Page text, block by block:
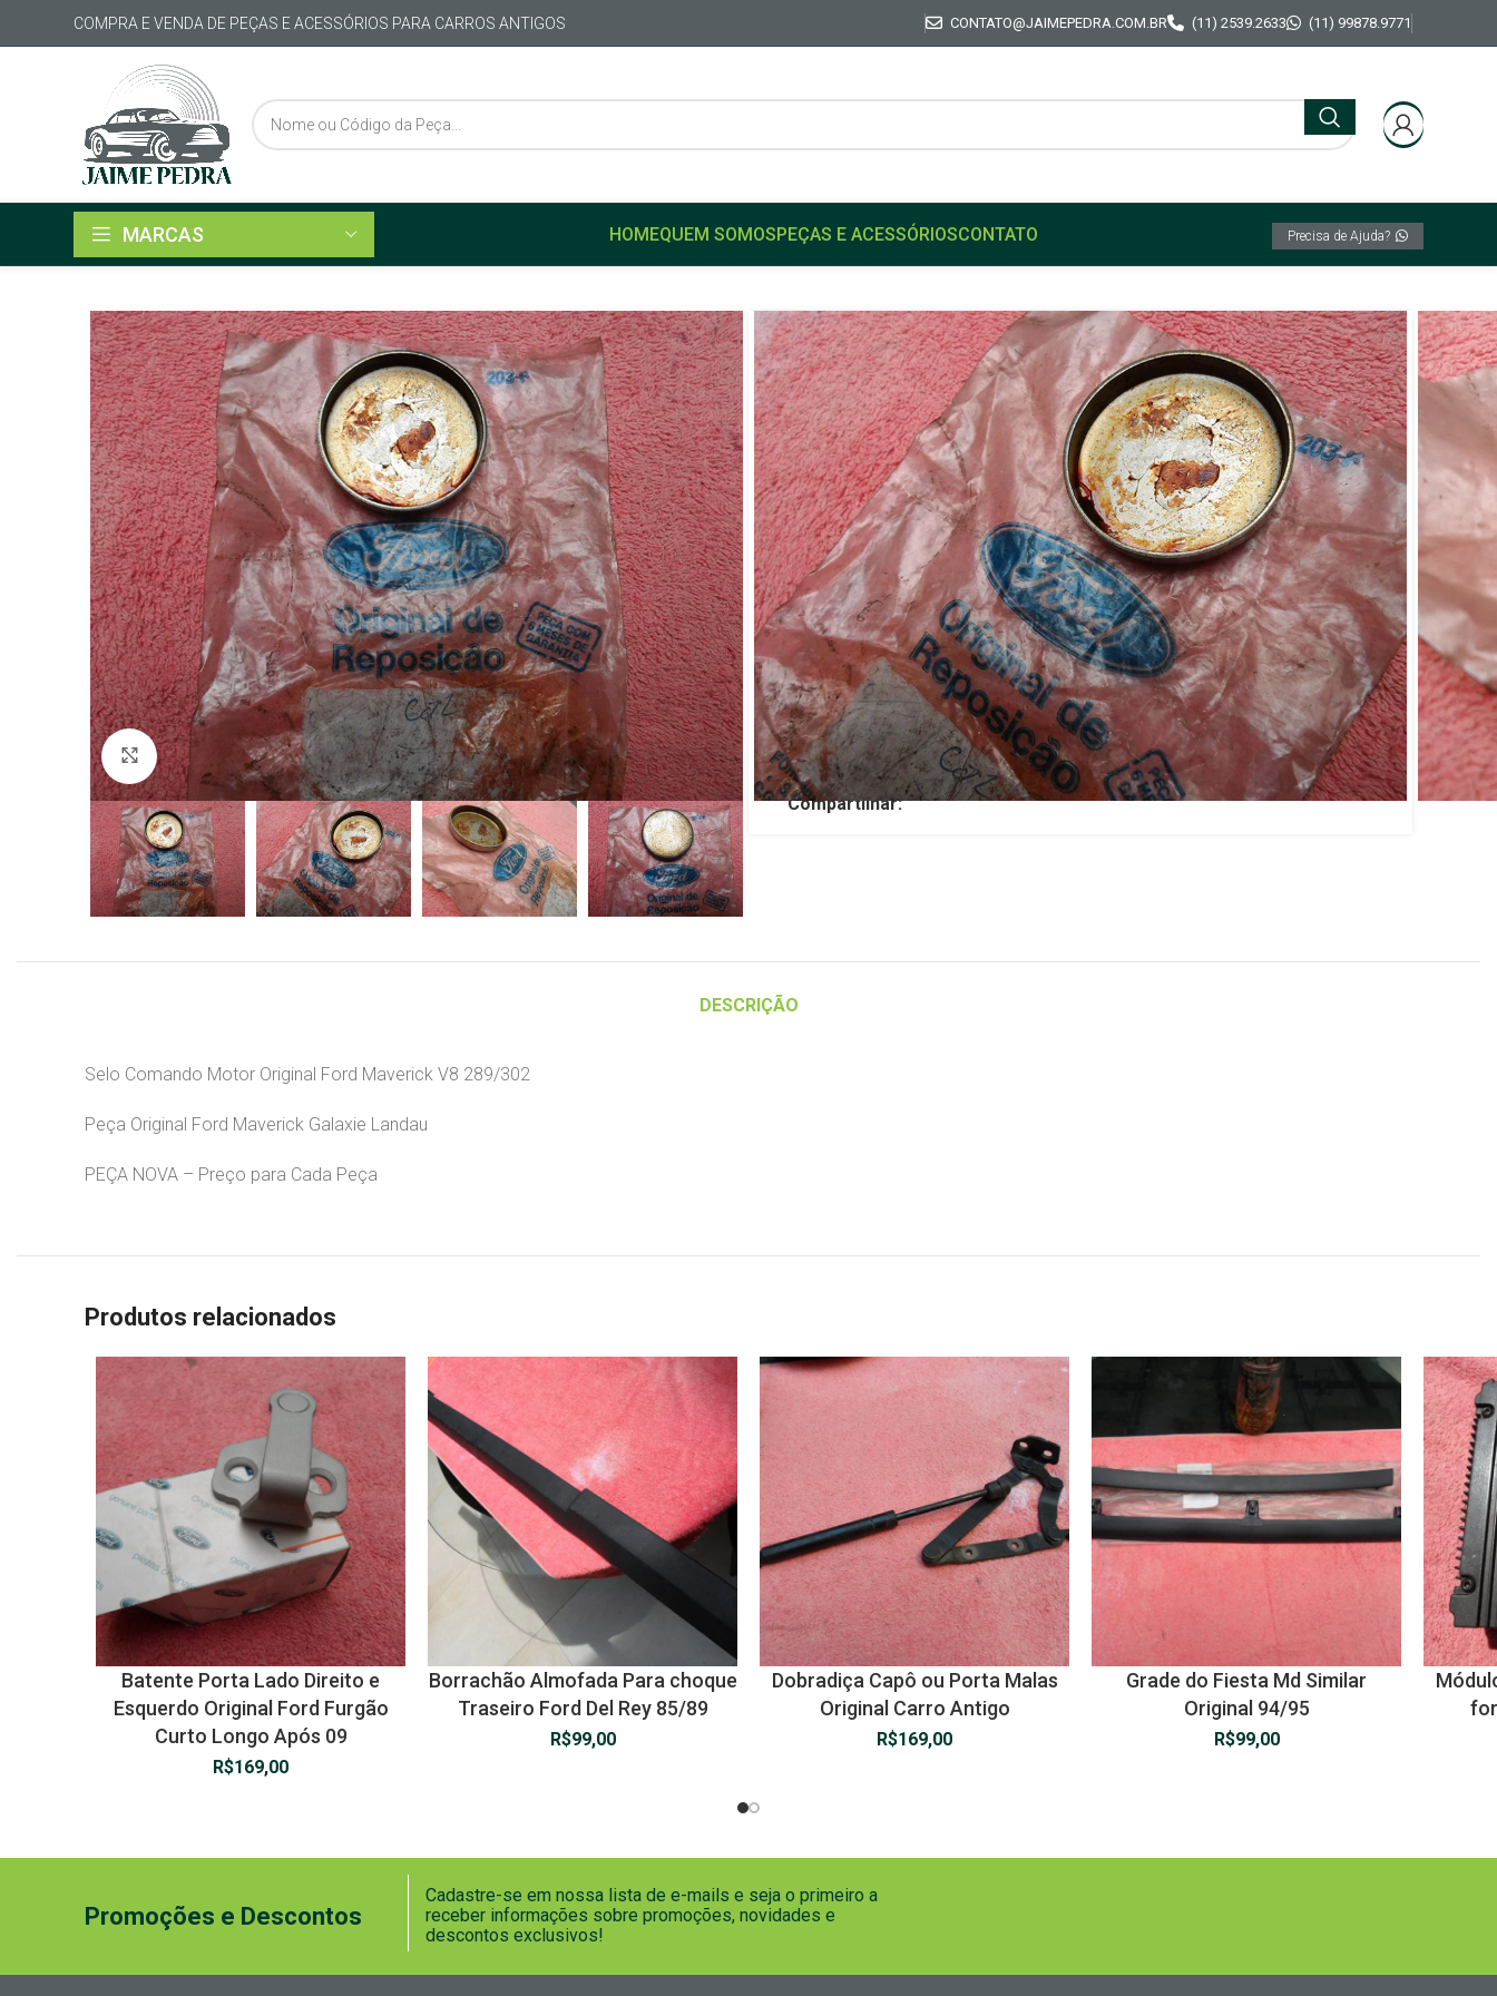
COMPRA E VENDA DE PEÇAS E ACESSÓRIOS PARA CARROS ANTIGOS CONTATO@JAIMEPEDRA.COM.BR (11) 2539.2633 (11) 99878.9771
MARCAS HOMEQUEM SOMOSPEÇAS E ACESSÓRIOSCONTATO Precisa de Ajuda?
Click to enlarge
Início FORD
MAVERICK
Selo Comando Motor Original Ford Maverick V8 289/302
Selo Comando Motor Original Ford
Maverick V8 289/302
R$79,00
TENHO INTERESSE
SKU:JP3004
Categorias: FORD , MAVERICK
Compartilhar:
DESCRIÇÃO
Selo Comando Motor Original Ford Maverick V8 289/302
Peça Original Ford Maverick Galaxie Landau
PEÇA NOVA – Preço para Cada Peça
Produtos relacionados
Batente Porta Lado Direito e
Esquerdo Original Ford Furgão
Curto Longo Após 09
R$169,00
Borrachão Almofada Para choque
Traseiro Ford Del Rey 85/89
R$99,00
Dobradiça Capô ou Porta Malas
Original Carro Antigo
R$169,00
Grade do Fiesta Md Similar
Original 94/95
R$99,00
Promoções e Descontos
Cadastre-se em nossa lista de e-mails e seja o primeiro a
receber informações sobre promoções, novidades e
descontos exclusivos!